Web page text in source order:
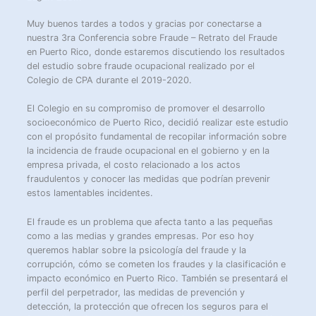
Muy buenos tardes a todos y gracias por conectarse a
nuestra 3ra Conferencia sobre Fraude – Retrato del Fraude
en Puerto Rico, donde estaremos discutiendo los resultados
del estudio sobre fraude ocupacional realizado por el
Colegio de CPA durante el 2019-2020.
El Colegio en su compromiso de promover el desarrollo
socioeconómico de Puerto Rico, decidió realizar este estudio
con el propósito fundamental de recopilar información sobre
la incidencia de fraude ocupacional en el gobierno y en la
empresa privada, el costo relacionado a los actos
fraudulentos y conocer las medidas que podrían prevenir
estos lamentables incidentes.
El fraude es un problema que afecta tanto a las pequeñas
como a las medias y grandes empresas. Por eso hoy
queremos hablar sobre la psicología del fraude y la
corrupción, cómo se cometen los fraudes y la clasificación e
impacto económico en Puerto Rico. También se presentará el
perfil del perpetrador, las medidas de prevención y
detección, la protección que ofrecen los seguros para el